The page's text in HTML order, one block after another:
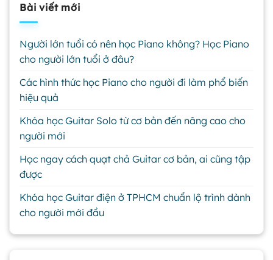
Bài viết mới
Người lớn tuổi có nên học Piano không? Học Piano
cho người lớn tuổi ở đâu?
Các hình thức học Piano cho người đi làm phổ biến
hiệu quả
Khóa học Guitar Solo từ cơ bản đến nâng cao cho
người mới
Học ngay cách quạt chả Guitar cơ bản, ai cũng tập
được
Khóa học Guitar điện ở TPHCM chuẩn lộ trình dành
cho người mới đầu